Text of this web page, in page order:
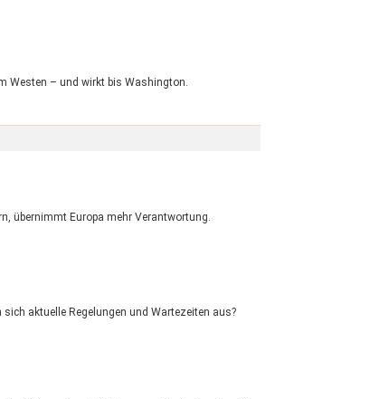
Westen – und wirkt bis Washington.
übernimmt Europa mehr Verantwortung.
aktuelle Regelungen und Wartezeiten aus?